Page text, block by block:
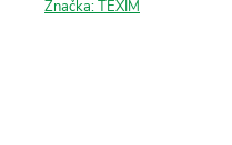
Značka:TEXIM